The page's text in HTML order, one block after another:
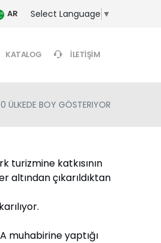
AR Select Language ▼
KATALOG İLETIŞIM
ÜLKEDE BOY GÖSTERIYOR
turizmine katkısının
altından çıkarıldıktan
muhabirine yaptığı